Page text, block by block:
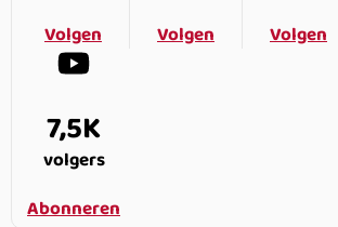
Volgen
Volgen
Volgen
7,5K
volgers
Abonneren